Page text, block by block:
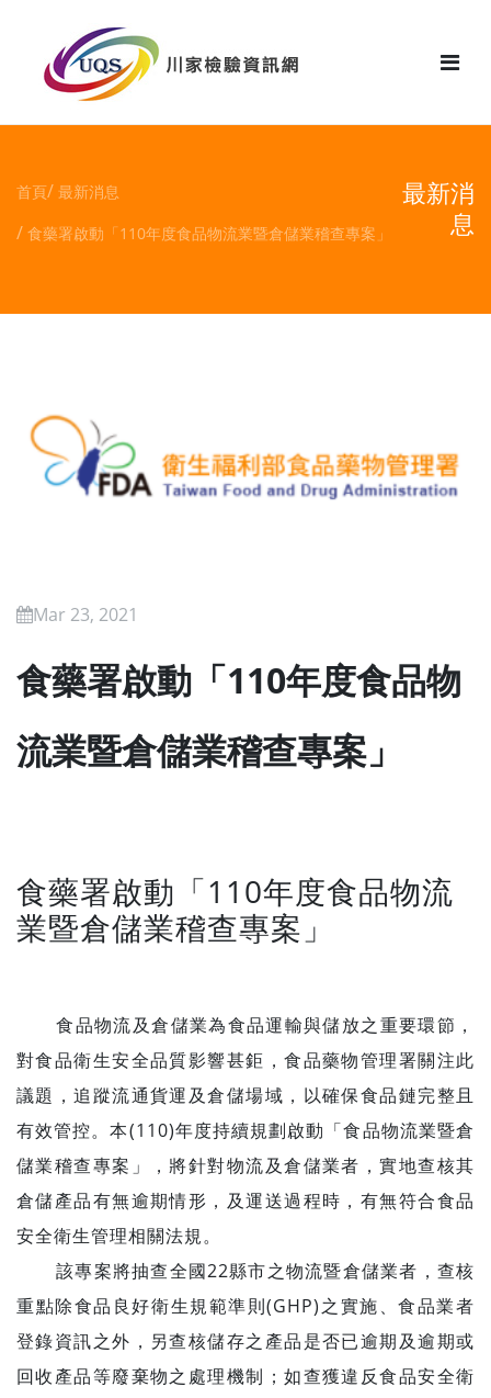
首頁 最新消息
食藥署啟動「110年度食品物流業暨倉儲業稽查專案」
最新消
息
Mar 23, 2021
食藥署啟動「110年度食品物
流業暨倉儲業稽查專案」
食藥署啟動「110年度食品物流
業暨倉儲業稽查專案」
食品物流及倉儲業為食品運輸與儲放之重要環節，
對食品衛生安全品質影響甚鉅，食品藥物管理署關注此
議題，追蹤流通貨運及倉儲場域，以確保食品鏈完整且
有效管控。本(110)年度持續規劃啟動「食品物流業暨倉
儲業稽查專案」，將針對物流及倉儲業者，實地查核其
倉儲產品有無逾期情形，及運送過程時，有無符合食品
安全衛生管理相關法規。
該專案將抽查全國22縣市之物流暨倉儲業者，查核
重點除食品良好衛生規範準則(GHP)之實施、食品業者
登錄資訊之外，另查核儲存之產品是否已逾期及逾期或
回收產品等廢棄物之處理機制；如查獲違反食品安全衛